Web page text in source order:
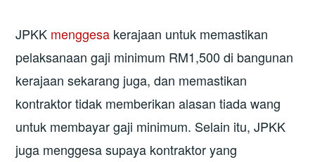
JPKK menggesa kerajaan untuk memastikan
pelaksanaan gaji minimum RM1,500 di bangunan
kerajaan sekarang juga, dan memastikan
kontraktor tidak memberikan alasan tiada wang
untuk membayar gaji minimum. Selain itu, JPKK
juga menggesa supaya kontraktor yang